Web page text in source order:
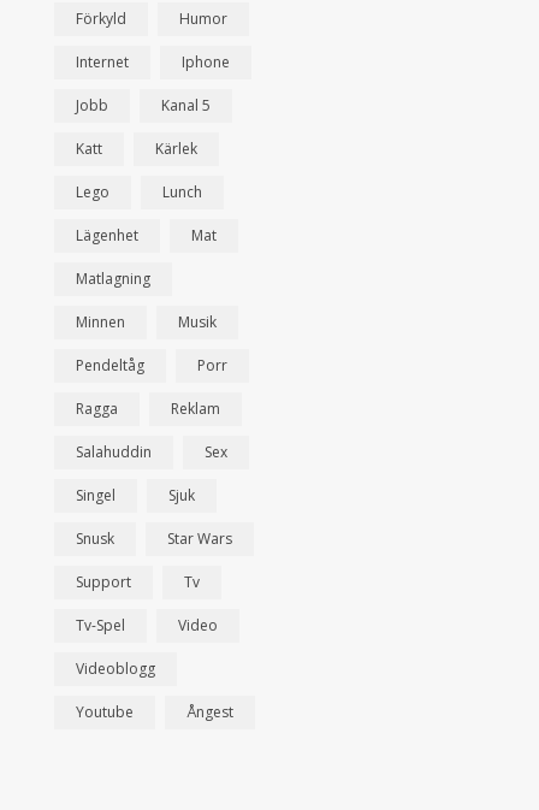
Förkyld Humor
Internet Iphone
Jobb Kanal 5
Katt Kärlek
Lego Lunch
Lägenhet Mat
Matlagning
Minnen Musik
Pendeltåg Porr
Ragga Reklam
Salahuddin Sex
Singel Sjuk
Snusk Star Wars
Support Tv
Tv-Spel Video
Videoblogg
Youtube Ångest